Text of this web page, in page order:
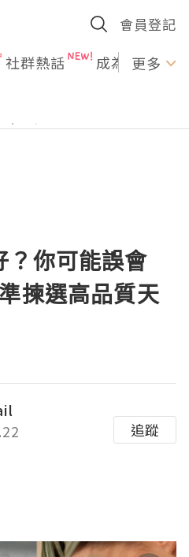
會員登記
社群熱話 成為U更多
？你可能誤會
揀選高品質天
追蹤